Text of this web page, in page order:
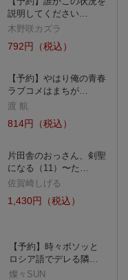
説明してください…
木野咲カズラ
792円（税込）
【予約】やはり俺の青春
ラブコメはまちが…
渡 航
814円（税込）
片田舎のおっさん、剣聖
になる（11）〜た…
佐賀崎しげる
1,430円（税込）
【予約】時々ボソッと
ロシア語でデレる隣…
燦々SUN